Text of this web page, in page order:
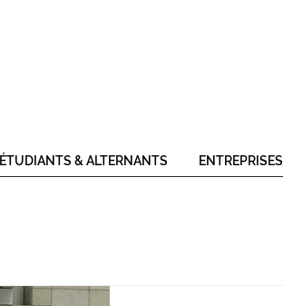
ÉTUDIANTS & ALTERNANTS ENTREPRISES